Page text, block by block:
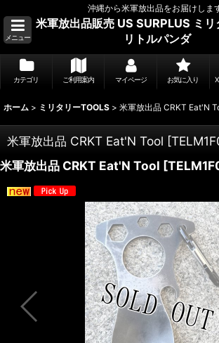
沖縄から米軍放出品をお届けしま
メニュー
米軍放出品販売 US SURPLUS ミ
リトルパンダ
カテゴリ ご利用案内 マイページ お気に入り
ホーム > ミリタリーTOOLS > 米軍放出品 CRKT Eat'N
米軍放出品 CRKT Eat'N Tool [
米軍放出品 CRKT Eat'N Tool [